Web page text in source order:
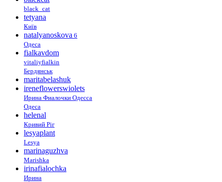
black_cat
tetyana
Київ
natalyanoskova 6
Одеса
fialkavdom
vitaliyfialkin
Бердянськ
maritabelashuk
ireneflowerswiolets
Ирина Фиалочки Одесса
Одеса
helenal
Кривий Ріг
lesyaplant
Lesya
marinaguzhva
Marishka
irinafialochka
Ирина